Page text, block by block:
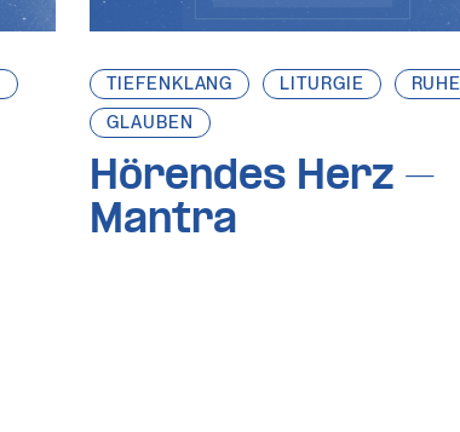
TIEFENKLANG LITURGIE
RUHE
GLAUBEN
Hörendes Herz –
Mantra